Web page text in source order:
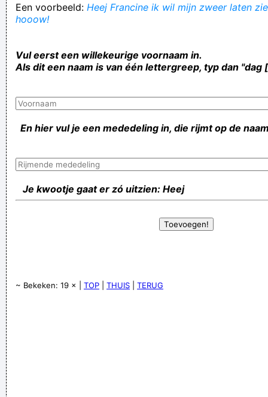
Een voorbeeld: Heej Francine ik wil mijn zweer laten
hooow!
Vul eerst een willekeurige voornaam in.
Als dit een naam is van één lettergreep, typ dan "dag
En hier vul je een mededeling in, die rijmt op de
Je kwootje gaat er zó uitzien: Heej
~ Bekeken: 19 × | TOP THUIS TERUG